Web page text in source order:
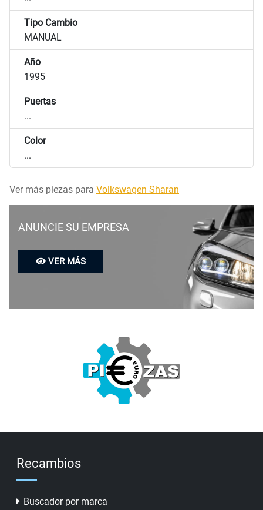
Tipo Cambio
MANUAL
Año
1995
Puertas
...
Color
...
Ver más piezas para Volkswagen Sharan
ANUNCIE SU EMPRESA
VER MÁS
Recambios
Buscador por marca